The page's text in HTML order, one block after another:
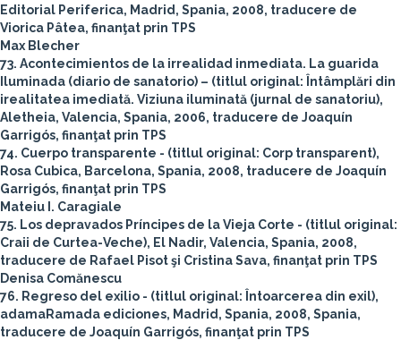
Editorial Periferica, Madrid, Spania, 2008, traducere de
Viorica Pâtea, finanţat prin TPS
Max Blecher
73. Acontecimientos de la irrealidad inmediata. La guarida
Iluminada (diario de sanatorio) – (titlul original: Întâmplări din
irealitatea imediată. Viziuna iluminată (jurnal de sanatoriu),
Aletheia, Valencia, Spania, 2006, traducere de Joaquín
Garrigós, finanţat prin TPS
74. Cuerpo transparente - (titlul original: Corp transparent),
Rosa Cubica, Barcelona, Spania, 2008, traducere de Joaquín
Garrigós, finanţat prin TPS
Mateiu I. Caragiale
75. Los depravados Príncipes de la Vieja Corte - (titlul original:
Craii de Curtea-Veche), El Nadir, Valencia, Spania, 2008,
traducere de Rafael Pisot şi Cristina Sava, finanţat prin TPS
Denisa Comănescu
76. Regreso del exilio - (titlul original: Întoarcerea din exil),
adamaRamada ediciones, Madrid, Spania, 2008, Spania,
traducere de Joaquín Garrigós, finanţat prin TPS